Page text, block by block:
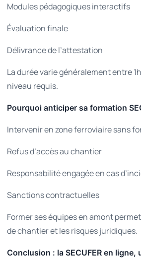
Modules pédagogiques interactifs
Évaluation finale
Délivrance de l’attestation
La durée varie généralement entre
niveau requis.
Pourquoi anticiper sa formation
Intervenir en zone ferroviaire sans
Refus d’accès au chantier
Responsabilité engagée en cas
Sanctions contractuelles
Former ses équipes en amont
de chantier et les risques juridiques.
Conclusion : la SECUFER en ligne,